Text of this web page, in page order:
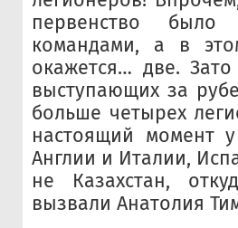
первенство было
командами, а в
окажется… две.
выступающих за
больше четырех
настоящий момент
Англии и Италии,
не Казахстан,
вызвали Анатолия